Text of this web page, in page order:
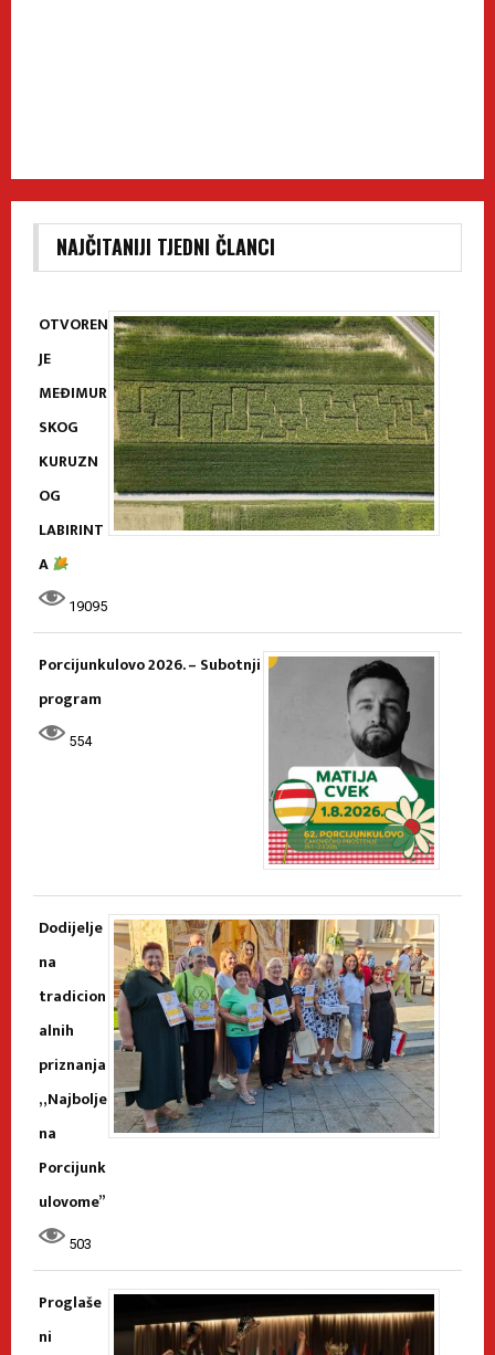
NAJČITANIJI TJEDNI ČLANCI
OTVOREN
JE
MEĐIMUR
SKOG
KURUZN
OG
LABIRINT
A
19095
Porcijunkulovo 2026. – Subotnji
program
554
Dodijelje
na
tradicion
alnih
priznanja
„Najbolje
na
Porcijunk
ulovome”
503
Proglaše
ni